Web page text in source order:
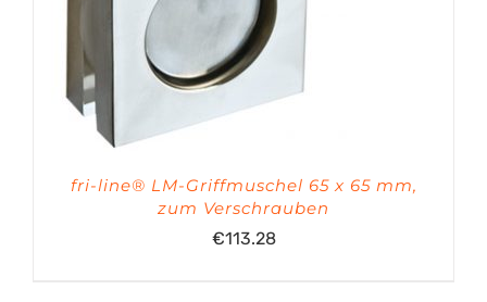
fri-line® LM-Griffmuschel 65 x 65 mm,
zum Verschrauben
€113.28